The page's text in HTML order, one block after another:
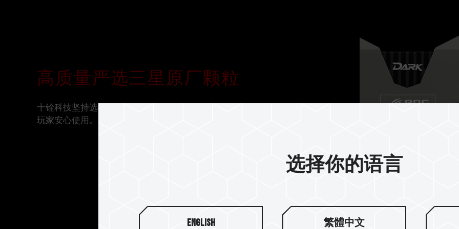
高质量严选三星原厂颗粒
十铨科技坚持选用高质量三星原厂 IC 以及通过内部各项严苛测试，高信赖度让
玩家安心使用。
选择你的语言
English 繁體中文